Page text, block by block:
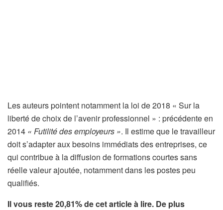
Les auteurs pointent notamment la loi de 2018 « Sur la
liberté de choix de l’avenir professionnel » : précédente en
2014 « Futilité des employeurs ». Il estime que le travailleur
doit s’adapter aux besoins immédiats des entreprises, ce
qui contribue à la diffusion de formations courtes sans
réelle valeur ajoutée, notamment dans les postes peu
qualifiés.
Il vous reste 20,81% de cet article à lire. De plus